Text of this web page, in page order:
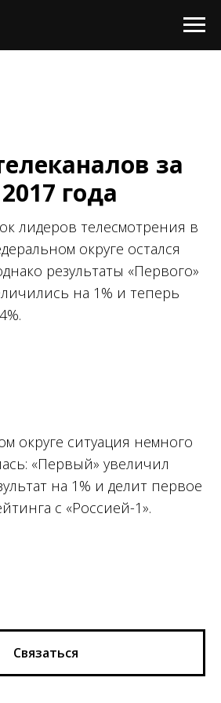
за
года
лидеров телесмотрения в
округе остался
результаты «Первого»
на 1% и теперь
округе ситуация немного
«Первый» увеличил
на 1% и делит первое
с «Россией-1».
Связаться